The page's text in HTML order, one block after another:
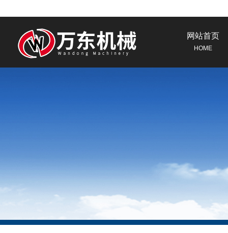
网站首页
HOME